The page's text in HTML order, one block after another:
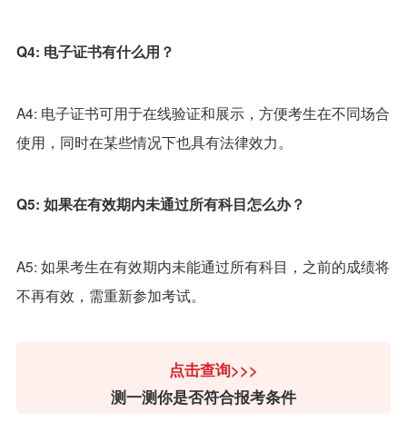
Q4: 电子证书有什么用？
A4: 电子证书可用于在线验证和展示，方便考生在不同场合
使用，同时在某些情况下也具有法律效力。
Q5: 如果在有效期内未通过所有科目怎么办？
A5: 如果考生在有效期内未能通过所有科目，之前的成绩将
不再有效，需重新参加考试。
点击查询>>>
测一测你是否符合报考条件